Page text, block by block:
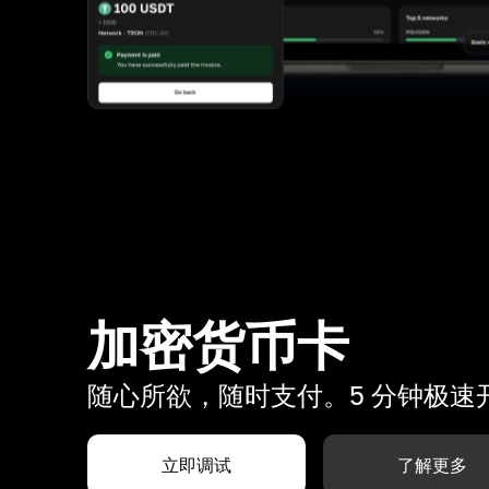
加密货币卡
随心所欲，随时支付。5 分钟极速
立即调试 了解更多